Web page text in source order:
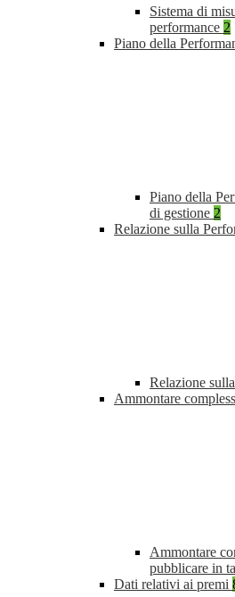
Sistema di
performance 2
Piano della
Piano della
di gestione 2
Relazione sulla
Relazione
Ammontare
Ammontare
pubblicare in
Dati relativi ai premi